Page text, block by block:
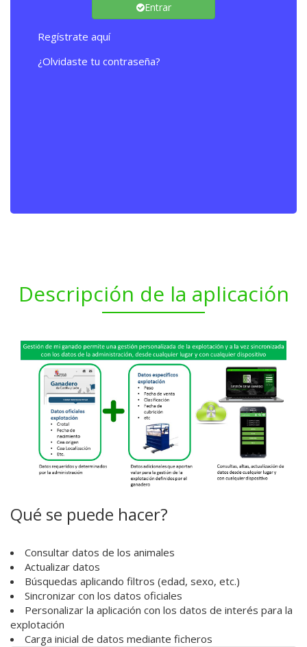
Entrar
Regístrate aquí
¿Olvidaste tu contraseña?
Descripción de la aplicación
Qué se puede hacer?
Consultar datos de los animales
Actualizar datos
Búsquedas aplicando filtros (edad, sexo, etc.)
Sincronizar con los datos oficiales
Personalizar la aplicación con los datos de interés para la
explotación
Carga inicial de datos mediante ficheros